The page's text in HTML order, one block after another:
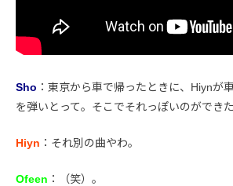
Sho ：東京から車で帰ったときに、Hiynが
を弾いとって。そこでそれっぽいのができ
Hiyn ：それ別の曲やわ。
Ofeen ：（笑）。